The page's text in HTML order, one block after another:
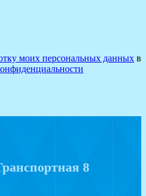
моих персональных данных в
8